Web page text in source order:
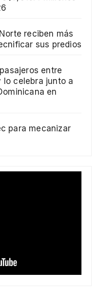
reciben más
sus predios
entre
lo celebra junto a
en
para mecanizar